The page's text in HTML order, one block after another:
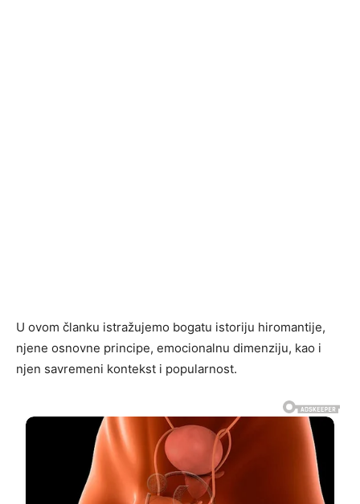
U ovom članku istražujemo bogatu istoriju hiromantije,
njene osnovne principe, emocionalnu dimenziju, kao i
njen savremeni kontekst i popularnost.